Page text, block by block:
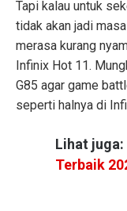
Tapi kalau untuk
tidak akan jadi
merasa kurang
Infinix Hot 11.
G85 agar game
seperti halnya di
Lihat juga:
Terbaik